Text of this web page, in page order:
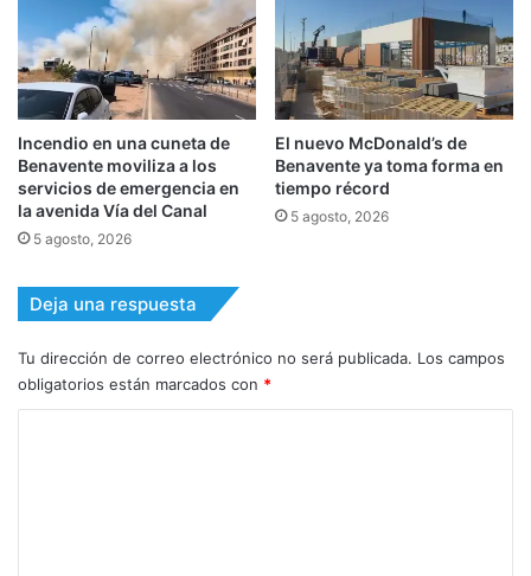
Incendio en una cuneta de
Benavente moviliza a los
servicios de emergencia en
la avenida Vía del Canal
5 agosto, 2026
El nuevo McDonald’s de
Benavente ya toma forma en
tiempo récord
5 agosto, 2026
Deja una respuesta
Tu dirección de correo electrónico no será publicada. Los campos
obligatorios están marcados con *